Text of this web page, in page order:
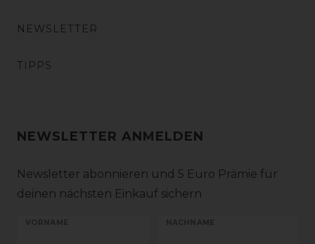
NEWSLETTER
TIPPS
NEWSLETTER ANMELDEN
Newsletter abonnieren und 5 Euro Prämie für
deinen nächsten Einkauf sichern
VORNAME NACHNAME